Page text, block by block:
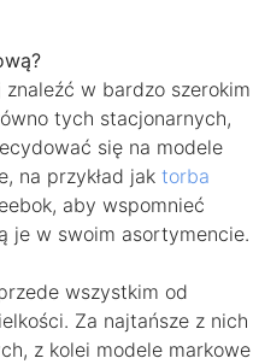
w bardzo szerokim
tych stacjonarnych,
się na modele
na przykład jak torba
aby wspomnieć
je w swoim asortymencie.
wszystkim od
Za najtańsze z nich
z kolei modele markowe